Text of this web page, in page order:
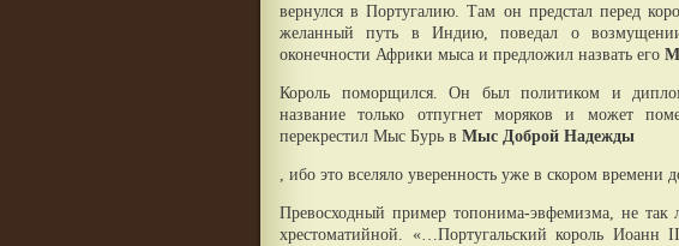
вернулся в Португалию. Там он предстал перед
желанный путь в Индию, поведал о
оконечности Африки мыса и предложил назвать его
Король поморщился. Он был политиком и
название только отпугнет моряков и может
перекрестил Мыс Бурь в Мыс Доброй Надежды
, ибо это вселяло уверенность уже в скором
Превосходный пример топонима-эвфемизма, не так
хрестоматийной. «…Португальский король Иоанн